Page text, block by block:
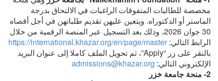
مخصصة للطالبات المتفوقات الراغبات في الالتحاق بدرجة
الماستر أو الدكتوراه. ويتعين عليهن تقديم طلباتهن في أجل أقصاه
30 جوان 2026، وذلك بعد التسجيل عبر المنصة الرقمية من خلال
الرابط التالي: https://international.khazar.org/en/page/master
بالنقر على زر “Apply”، ثم تحويل الملف كاملا إلى عنوان البريد
الإلكتروني التالي: admissions@khazar.org
2- منحة جامعة خزر